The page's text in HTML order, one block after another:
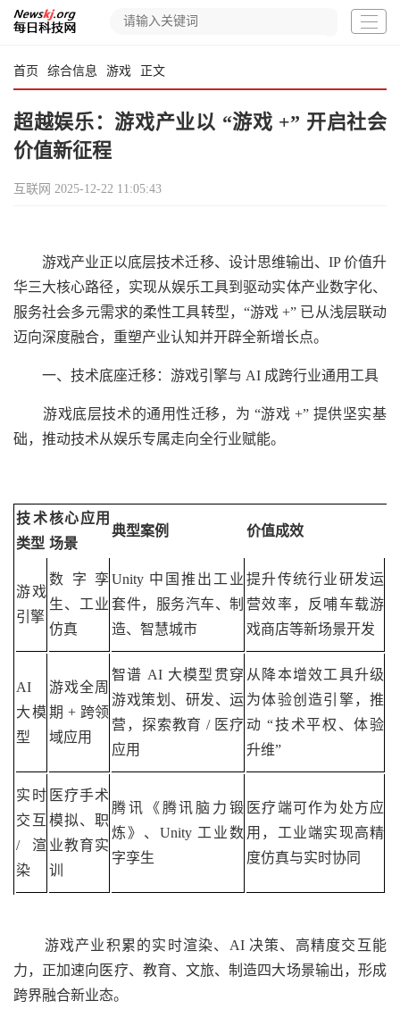
首页 综合信息 游戏 正文
超越娱乐：游戏产业以 “游戏 +” 开启社会
价值新征程
互联网 2025-12-22 11:05:43
游戏产业正以底层技术迁移、设计思维输出、IP 价值升
华三大核心路径，实现从娱乐工具到驱动实体产业数字化、
服务社会多元需求的柔性工具转型，“游戏 +” 已从浅层联动
迈向深度融合，重塑产业认知并开辟全新增长点。
一、技术底座迁移：游戏引擎与 AI 成跨行业通用工具
游戏底层技术的通用性迁移，为 “游戏 +” 提供坚实基
础，推动技术从娱乐专属走向全行业赋能。
技术
类型
核心应用
场景
典型案例 价值成效
游戏
引擎
数字孪
生、工业
仿真
Unity 中国推出工业
套件，服务汽车、制
造、智慧城市
提升传统行业研发运
营效率，反哺车载游
戏商店等新场景开发
AI
大模
型
游戏全周
期 + 跨领
域应用
智谱 AI 大模型贯穿
游戏策划、研发、运
营，探索教育 / 医疗
应用
从降本增效工具升级
为体验创造引擎，推
动 “技术平权、体验
升维”
实时
交互
/ 渲
染
医疗手术
模拟、职
业教育实
训
腾讯《腾讯脑力锻
炼》、Unity 工业数
字孪生
医疗端可作为处方应
用，工业端实现高精
度仿真与实时协同
游戏产业积累的实时渲染、AI 决策、高精度交互能
力，正加速向医疗、教育、文旅、制造四大场景输出，形成
跨界融合新业态。